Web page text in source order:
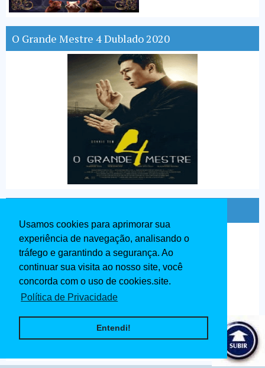
Usamos cookies para aprimorar sua
experiência de navegação, analisando o
tráfego e garantindo a segurança. Ao
continuar sua visita ao nosso site, você
concorda com o uso de cookies.site.
Política de Privacidade
Entendi!
O Grande Mestre 4 Dublado 2020